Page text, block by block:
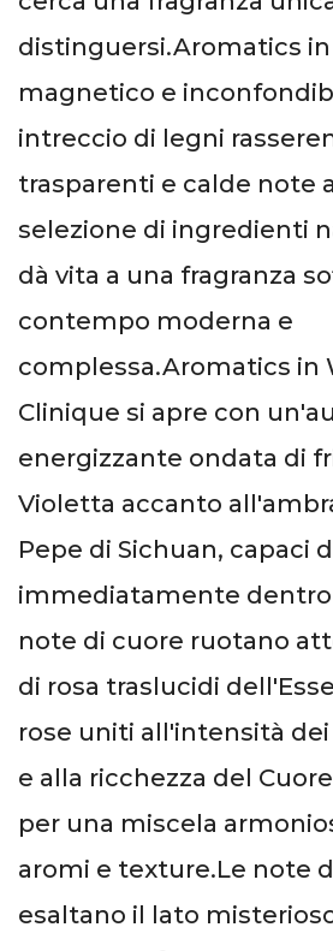
distinguersi.Aromatics
magnetico e
intreccio di legni
trasparenti e calde note
selezione di ingredienti
dà vita a una fragranza
contempo moderna e
complessa.Aromatics in
Clinique si apre con
energizzante ondata di
Violetta accanto
Pepe di Sichuan, capaci
immediatamente
note di cuore ruotano
di rosa traslucidi
rose uniti all'intensità dei
e alla ricchezza del
per una miscela
aromi e texture.Le note
esaltano il lato